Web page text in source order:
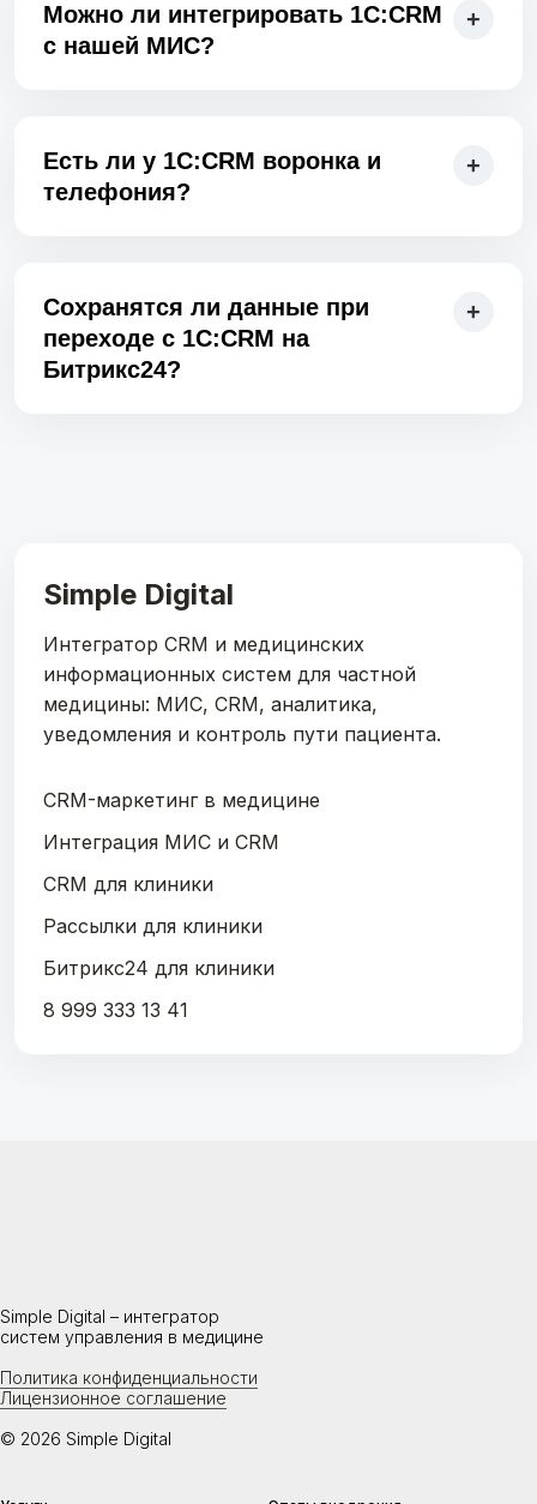
Можно ли интегрировать 1С:CRM
с нашей МИС?
+
архитектуры и от того, какие сущности
нужно синхронизировать.
Есть ли у 1С:CRM воронка и
телефония?
+
Сохранятся ли данные при
переходе с 1С:CRM на
Битрикс24?
+
Simple Digital
Интегратор CRM и медицинских
информационных систем для частной
медицины: МИС, CRM, аналитика,
уведомления и контроль пути пациента.
CRM-маркетинг в медицине
Интеграция МИС и CRM
CRM для клиники
Рассылки для клиники
Битрикс24 для клиники
8 999 333 13 41
Simple Digital – интегратор
систем управления в медицине
Политика конфиденциальности
Лицензионное соглашение
© 2026 Simple Digital